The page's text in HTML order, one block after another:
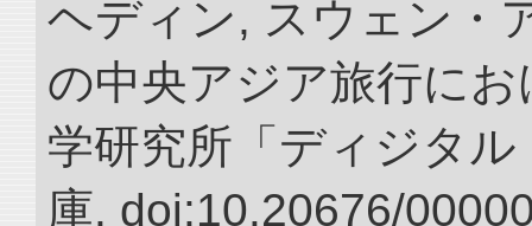
ヘディン, スウェン・
の中央アジア旅行にお
学研究所「ディジタ
庫. doi:10.20676/